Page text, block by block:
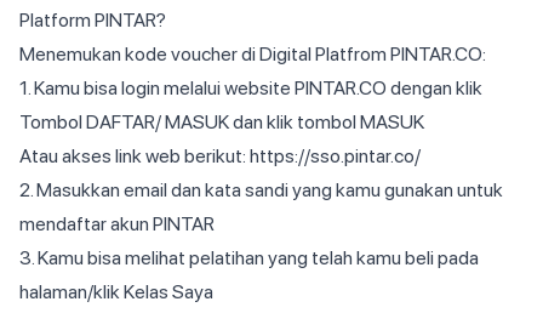
Platform PINTAR?
Menemukan kode voucher di Digital Platfrom PINTAR.CO:
1. Kamu bisa login melalui website PINTAR.CO dengan klik
Tombol DAFTAR/ MASUK dan klik tombol MASUK
Atau akses link web berikut: https://sso.pintar.co/
2. Masukkan email dan kata sandi yang kamu gunakan untuk
mendaftar akun PINTAR
3. Kamu bisa melihat pelatihan yang telah kamu beli pada
halaman/klik Kelas Saya